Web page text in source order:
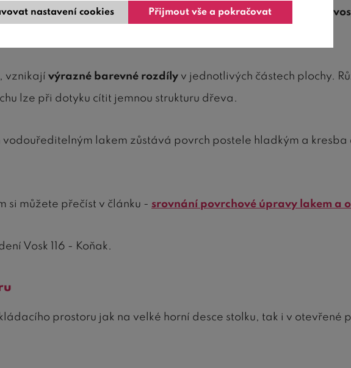
úpravy. Je možné zvolit povrchovou úpravu
kvalitními
vznikají výrazné barevné rozdíly v jednotlivých částech plochy.
lze při dotyku cítit jemnou strukturu dřeva.
lakem zůstává povrch postele hladkým a kresba
si můžete přečíst v článku - srovnání povrchové úpravy lakem a
Vosk 116 - Koňak.
prostoru jak na velké horní desce stolku, tak i v otevřené
nastavení cookies Přijmout vše a pokračovat